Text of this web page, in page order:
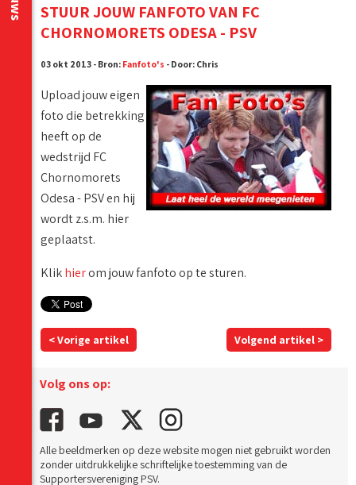
STUUR JOUW FANFOTO VAN FC
CHORNOMORETS ODESA - PSV
03 okt 2013 - Bron: Fanfoto's - Door: Chris
Upload jouw eigen
foto die betrekking
heeft op de
wedstrijd FC
Chornomorets
Odesa - PSV en hij
wordt z.s.m. hier
geplaatst.
Klikhierom jouw fanfoto op te sturen.
< Vorige artikel Volgend artikel >
Volg ons op:
Alle beeldmerken op deze website mogen niet gebruikt worden
zonder uitdrukkelijke schriftelijke toestemming van de
Supportersvereniging PSV.